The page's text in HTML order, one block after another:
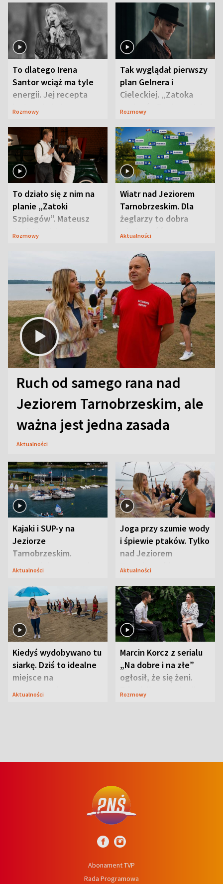
To dlatego Irena
Santor wciąż ma tyle
energii. Jej recepta
jest zaskakująco
Rozmowy
Tak wyglądał pierwszy
plan Gelnera i
Cieleckiej. „Zatoka
szpiegów” od razu ich
Rozmowy
To działo się z nim na
planie „Zatoki
Szpiegów”. Mateusz
Janicki odsłonił
Rozmowy
Wiatr nad Jeziorem
Tarnobrzeskim. Dla
żeglarzy to dobra
wiadomość
Aktualności
Ruch od samego rana nad
Jeziorem Tarnobrzeskim, ale
ważna jest jedna zasada
Aktualności
Kajaki i SUP-y na
Jeziorze
Tarnobrzeskim.
Przyrodnicy zwracają
Aktualności
Joga przy szumie wody
i śpiewie ptaków. Tylko
nad Jeziorem
Tarnobrzeskim
Aktualności
Kiedyś wydobywano tu
siarkę. Dziś to idealne
miejsce na
wypoczynek
Aktualności
Marcin Korcz z serialu
„Na dobre i na złe”
ogłosił, że się żeni.
Zdradził, co zmienił
Rozmowy
Abonament TVP
Rada Programowa